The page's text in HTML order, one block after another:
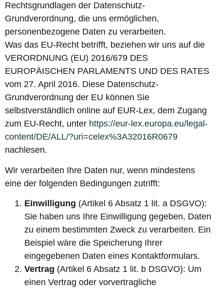
Rechtsgrundlagen der Datenschutz-
Grundverordnung, die uns ermöglichen,
personenbezogene Daten zu verarbeiten.
Was das EU-Recht betrifft, beziehen wir uns auf die
VERORDNUNG (EU) 2016/679 DES
EUROPÄISCHEN PARLAMENTS UND DES RATES
vom 27. April 2016. Diese Datenschutz-
Grundverordnung der EU können Sie
selbstverständlich online auf EUR-Lex, dem Zugang
zum EU-Recht, unter https://eur-lex.europa.eu/legal-
content/DE/ALL/?uri=celex%3A32016R0679
nachlesen.
Wir verarbeiten Ihre Daten nur, wenn mindestens
eine der folgenden Bedingungen zutrifft:
Einwilligung (Artikel 6 Absatz 1 lit. a DSGVO):
Sie haben uns Ihre Einwilligung gegeben, Daten
zu einem bestimmten Zweck zu verarbeiten. Ein
Beispiel wäre die Speicherung Ihrer
eingegebenen Daten eines Kontaktformulars.
Vertrag (Artikel 6 Absatz 1 lit. b DSGVO): Um
einen Vertrag oder vorvertragliche